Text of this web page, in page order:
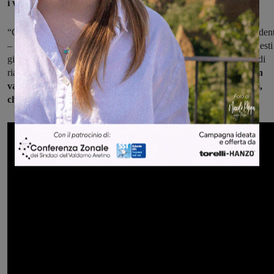
i vaccinati solo il 6,8%, di cui con la terza dose sono il 2,6%”
“Chiederò ai rappresentanti del governo – aggiunge infine il
– di mantenere il green pass ai positivi già vaccinati, almeno in questi
giorni di emergenza, evitando così altre complicazioni e disagi, e di
riattivare tutto il meccanismo quando ritorneremo a regime”.I non
vaccinati in Toscana sono ancora 416mila, ha ricordato Giani,
chiedendo l’introduzione dell’obbligo vaccinale.